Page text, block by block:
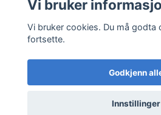
Gavekort
Vi bruker
Vi bruker cookies. Du må godta
fortsette.
Godkjenn
Innstillinger